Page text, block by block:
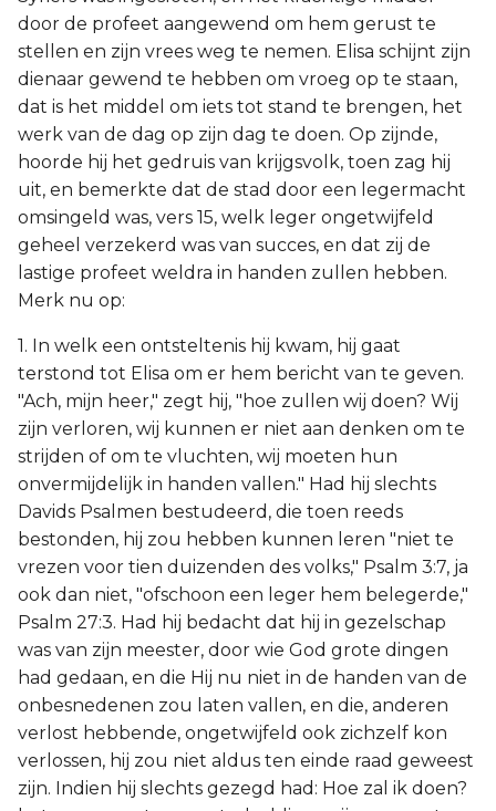
door de profeet aangewend om hem gerust te
stellen en zijn vrees weg te nemen. Elisa schijnt zijn
dienaar gewend te hebben om vroeg op te staan,
dat is het middel om iets tot stand te brengen, het
werk van de dag op zijn dag te doen. Op zijnde,
hoorde hij het gedruis van krijgsvolk, toen zag hij
uit, en bemerkte dat de stad door een legermacht
omsingeld was, vers 15, welk leger ongetwijfeld
geheel verzekerd was van succes, en dat zij de
lastige profeet weldra in handen zullen hebben.
Merk nu op:
1. In welk een ontsteltenis hij kwam, hij gaat
terstond tot Elisa om er hem bericht van te geven.
"Ach, mijn heer," zegt hij, "hoe zullen wij doen? Wij
zijn verloren, wij kunnen er niet aan denken om te
strijden of om te vluchten, wij moeten hun
onvermijdelijk in handen vallen." Had hij slechts
Davids Psalmen bestudeerd, die toen reeds
bestonden, hij zou hebben kunnen leren "niet te
vrezen voor tien duizenden des volks," Psalm 3:7, ja
ook dan niet, "ofschoon een leger hem belegerde,"
Psalm 27:3. Had hij bedacht dat hij in gezelschap
was van zijn meester, door wie God grote dingen
had gedaan, en die Hij nu niet in de handen van de
onbesnedenen zou laten vallen, en die, anderen
verlost hebbende, ongetwijfeld ook zichzelf kon
verlossen, hij zou niet aldus ten einde raad geweest
zijn. Indien hij slechts gezegd had: Hoe zal ik doen?